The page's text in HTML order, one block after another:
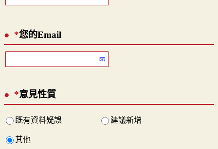
*您的Email
*意見性質
既有資料疑誤 建議新增
其他